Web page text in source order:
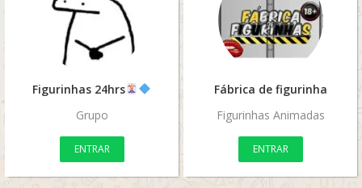
Figurinhas 24hrs
Grupo
ENTRAR
Fábrica de figurinha
Figurinhas Animadas
ENTRAR